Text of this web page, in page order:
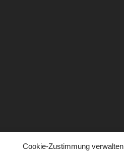
Cookie-Zustimmung verwalten